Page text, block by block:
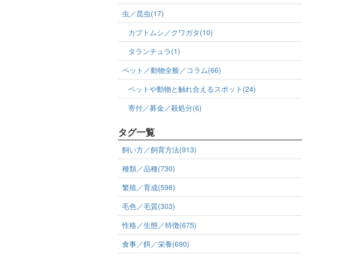
虫／昆虫(17)
カブトムシ／クワガタ(10)
タランチュラ(1)
ペット／動物全般／コラム(66)
ペットや動物と触れ合えるスポット(24)
寄付／募金／殺処分(6)
タグ一覧
飼い方／飼育方法(913)
種類／品種(730)
繁殖／育成(598)
毛色／毛質(303)
性格／生態／特徴(675)
食事／餌／栄養(690)